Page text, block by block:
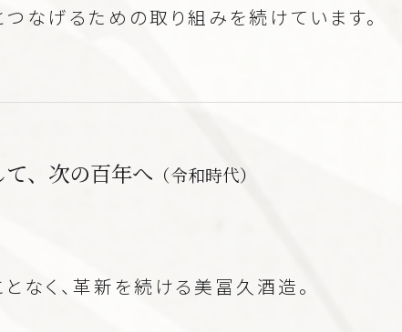
なげるための取り組みを続けています。
て、次の百年へ （令和時代）
なく、革新を続ける美冨久酒造。